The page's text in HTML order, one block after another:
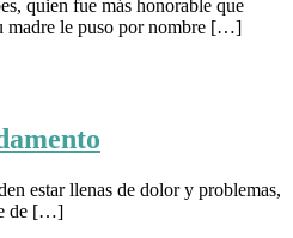
quien fue más honorable que
madre le puso por nombre […]
estar llenas de dolor y problemas,
de […]